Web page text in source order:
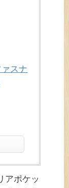
スナ
アポケッ